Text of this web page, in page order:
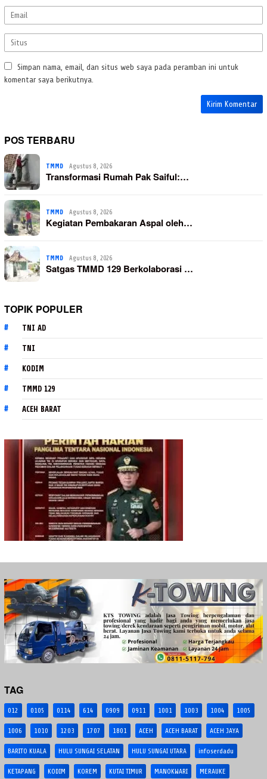
Simpan nama, email, dan situs web saya pada peramban ini untuk
komentar saya berikutnya.
POS TERBARU
TMMD Agustus 8, 2026
Transformasi Rumah Pak Saiful:…
TMMD Agustus 8, 2026
Kegiatan Pembakaran Aspal oleh…
TMMD Agustus 8, 2026
Satgas TMMD 129 Berkolaborasi …
TOPIK POPULER
TNI AD
TNI
KODIM
TMMD 129
ACEH BARAT
TAG
012 0105 0114 614 0909 0911 1001 1003 1004 1005
1006 1010 1203 1707 1801 ACEH ACEH BARAT ACEH JAYA
BARITO KUALA HULU SUNGAI SELATAN HULU SUNGAI UTARA infoserdadu
KETAPANG KODIM KOREM KUTAI TIMUR MANOKWARI MERAUKE